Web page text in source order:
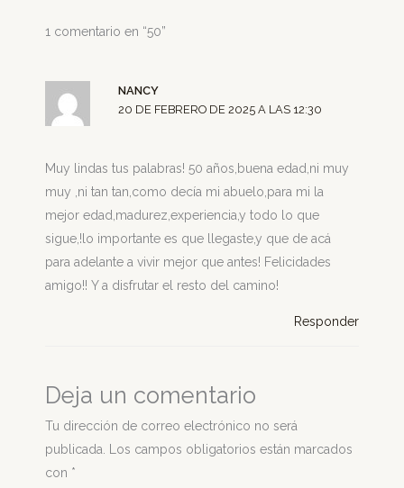
1 comentario en “50”
NANCY
20 DE FEBRERO DE 2025 A LAS 12:30
Muy lindas tus palabras! 50 años,buena edad,ni muy
muy ,ni tan tan,como decía mi abuelo,para mi la
mejor edad,madurez,experiencia,y todo lo que
sigue,!lo importante es que llegaste,y que de acá
para adelante a vivir mejor que antes! Felicidades
amigo!! Y a disfrutar el resto del camino!
Responder
Deja un comentario
Tu dirección de correo electrónico no será
publicada.
Los campos obligatorios están marcados
con *